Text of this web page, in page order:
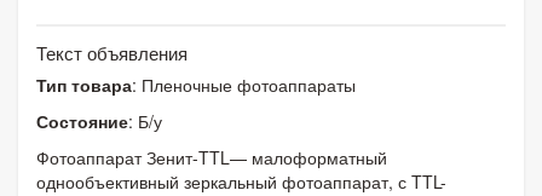
Текст объявления
Тип товара: Пленочные фотоаппараты
Состояние: Б/у
Фотоаппарат Зенит-TTL— малоформатный
однообъективный зеркальный фотоаппарат, с TTL-